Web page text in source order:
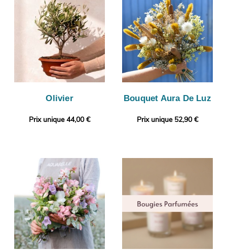
Olivier
Prix unique 44,00 €
Bouquet Aura De Luz
Prix unique 52,90 €